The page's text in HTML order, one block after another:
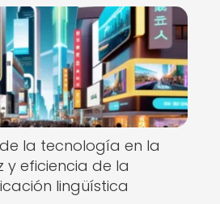
la tecnología en la
y eficiencia de la
lingüística